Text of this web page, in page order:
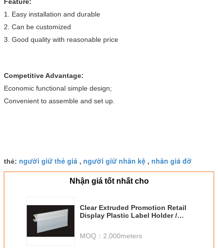
1. Easy installation and durable
2. Can be customized
3. Good quality with reasonable price
Competitive Advantage:
Economic functional simple design;
Convenient to assemble and set up.
thẻ: người giữ thẻ giá , người giữ nhãn kệ , nhãn giá đỡ
Nhận giá tốt nhất cho
Clear Extruded Promotion Retail
Display Plastic Label Holder /
MOQ： 2,000meters